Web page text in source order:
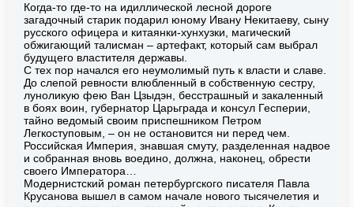
Когда-то где-то на идиллической лесной дороге
загадочный старик подарил юному Ивану Некитаеву, сыну
русского офицера и китаянки-хунхузки, магический
обжигающий талисман – артефакт, который сам выбрал
будущего властителя державы.
С тех пор начался его неумолимый путь к власти и славе.
До слепой ревности влюбленный в собственную сестру,
луноликую фею Ван Цзыдэн, бесстрашный и закаленный
в боях воин, губернатор Царьграда и консул Гесперии,
тайно ведомый своим приспешником Петром
Легкоступовым, – он не остановится ни перед чем.
Российская Империя, знавшая смуту, разделенная надвое
и собранная вновь воедино, должна, наконец, обрести
своего Императора…
Модернистский роман петербургского писателя Павла
Крусанова вышел в самом начале нового тысячелетия и